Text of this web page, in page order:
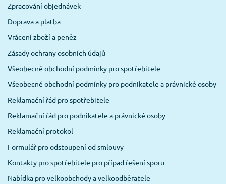
Zpracování objednávek
Doprava a platba
Vrácení zboží a peněz
Zásady ochrany osobních údajů
Všeobecné obchodní podmínky pro spotřebitele
Všeobecné obchodní podmínky pro podnikatele a právnické osoby
Reklamační řád pro spotřebitele
Reklamační řád pro podnikatele a právnické osoby
Reklamační protokol
Formulář pro odstoupení od smlouvy
Kontakty pro spotřebitele pro případ řešení sporu
Nabídka pro velkoobchody a velkoodběratele